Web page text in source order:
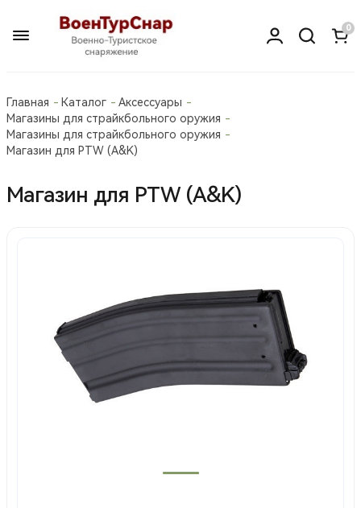
0
Главная Каталог
Аксессуары
Магазины для страйкбольного оружия
Магазины для страйкбольного оружия
Магазин для PTW (A&K)
Магазин для PTW (A&K)